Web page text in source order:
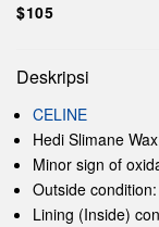
$105
Deskripsi
CELINE
Hedi Slimane
Minor sign of
Outside
Lining (Inside)